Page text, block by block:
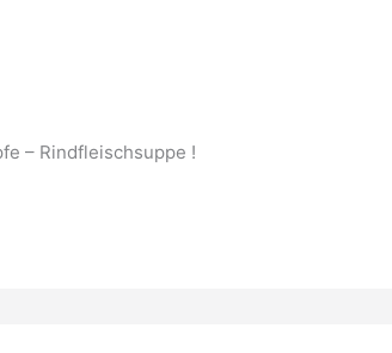
– Rindfleischsuppe !